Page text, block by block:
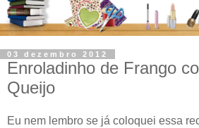
03 dezembro 2012
Enroladinho de Frango
Queijo
Eu nem lembro se já coloquei essa